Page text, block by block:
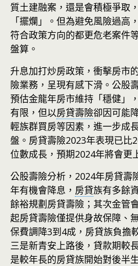
質土建融案，還是會積極爭取
「擺爛」。但為避免風險過高
符合政策方向的都更危老案件
盤算。
升息加打炒房政策，衝擊房市
險業務，呈現有感下滑。公股
預估金龍年房市維持「穩健」
有限，但以房貸壽險卻因可能
輕族群買房等因素，進一步成
盤。房貸壽險2023年表現已比
位數成長，預期2024年將會更
公股壽險分析，2024年房貸壽
年有機會降息， 房貸族有多餘
餘裕規劃房貸壽險；其次金管
起房貸壽險僅提供身故保障、
保費調降3到4成，房貸族負擔
三是新青安上路後，貸款期較
是較年長的房貸族開始對後半